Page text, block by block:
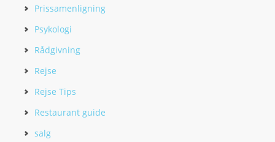
Prissamenligning
Psykologi
Rådgivning
Rejse
Rejse Tips
Restaurant guide
salg